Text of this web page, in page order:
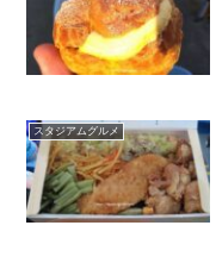
スタジアムグルメ